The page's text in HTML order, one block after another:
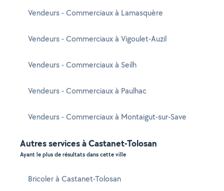
Vendeurs - Commerciaux à Lamasquère
Vendeurs - Commerciaux à Vigoulet-Auzil
Vendeurs - Commerciaux à Seilh
Vendeurs - Commerciaux à Paulhac
Vendeurs - Commerciaux à Montaigut-sur-Save
Autres services à Castanet-Tolosan
Ayant le plus de résultats dans cette ville
Bricoler à Castanet-Tolosan